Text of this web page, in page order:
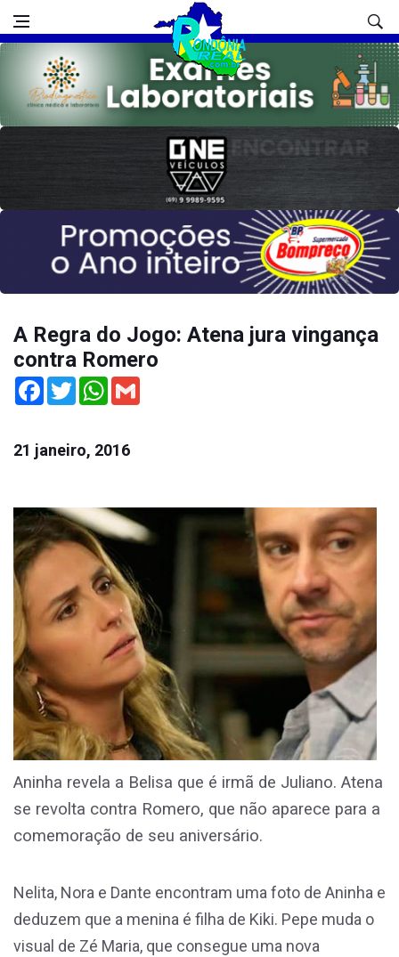
A Regra do Jogo: Atena jura vingança
contra Romero
Facebook
TwitterWhatsApp
21 janeiro, 2016
Aninha revela a Belisa que é irmã de Juliano. Atena
se revolta contra Romero, que não aparece para a
comemoração de seu aniversário.
Nelita, Nora e Dante encontram uma foto de Aninha e
deduzem que a menina é filha de Kiki. Pepe muda o
visual de Zé Maria, que consegue uma nova